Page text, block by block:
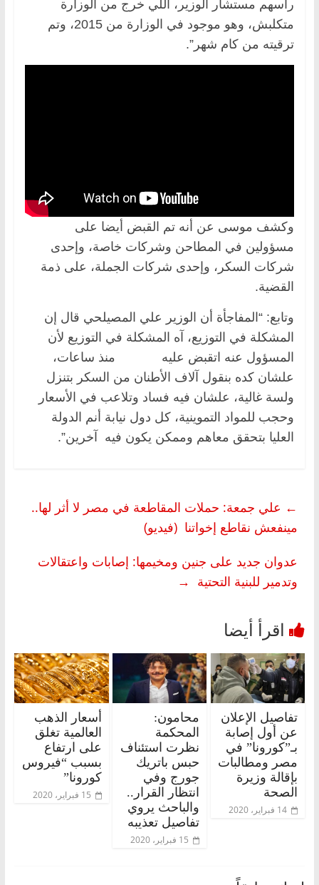
رأسهم مستشار الوزير، اللي خرج من الوزارة
متكلبش، وهو موجود في الوزارة من 2015، وتم
ترقيته من كام شهر”.
وكشف موسى عن أنه تم القبض أيضا على
مسؤولين في المطاحن وشركات خاصة، وإحدى
شركات السكر، وإحدى شركات الجملة، على ذمة
القضية.
وتابع: “المفاجأة أن الوزير علي المصيلحي قال إن
المشكلة في التوزيع، آه المشكلة في التوزيع لأن
المسؤول عنه اتقبض عليه منذ ساعات،
علشان كده بنقول آلاف الأطنان من السكر بتنزل
ولسة غالية، علشان فيه فساد وتلاعب في الأسعار
وحجب للمواد التموينية، كل دول نيابة أنم الدولة
العليا بتحقق معاهم وممكن يكون فيه آخرين”.
← علي جمعة: حملات المقاطعة في مصر لا أثر لها..
مينفعش نقاطع إخواتنا (فيديو)
عدوان جديد على جنين ومخيمها: إصابات واعتقالات
وتدمير للبنية التحتية →
تفاصيل الإعلان
عن أول إصابة
بـ”كورونا” في
مصر ومطالبات
بإقالة وزيرة
الصحة
14 فبراير، 2020
محامون:
المحكمة
نظرت استئناف
حبس باتريك
جورج وفي
انتظار القرار..
والباحث يروي
تفاصيل تعذيبه
15 فبراير، 2020
أسعار الذهب
العالمية تغلق
على ارتفاع
بسبب “فيروس
كورونا”
15 فبراير، 2020